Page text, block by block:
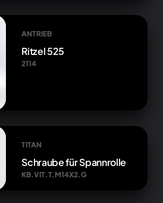
ANTRIEB
Ritzel 525
2114
TITAN
Schraube für Spannrolle
KB.VIT.T.M14X2.G